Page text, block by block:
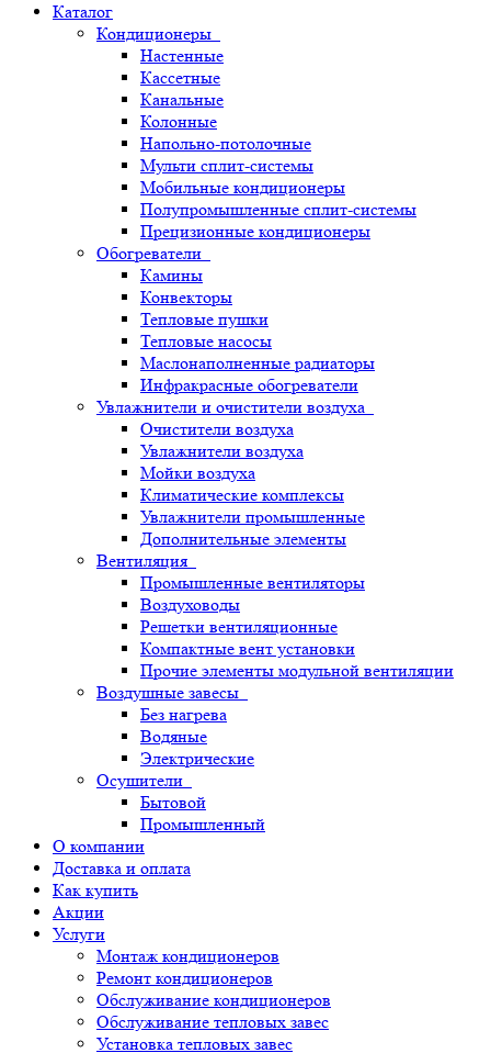
Каталог
Кондиционеры
Настенные
Кассетные
Канальные
Колонные
Напольно-потолочные
Мульти сплит-системы
Мобильные кондиционеры
Полупромышленные сплит-системы
Прецизионные кондиционеры
Обогреватели
Камины
Конвекторы
Тепловые пушки
Тепловые насосы
Маслонаполненные радиаторы
Инфракрасные обогреватели
Увлажнители и очистители воздуха
Очистители воздуха
Увлажнители воздуха
Мойки воздуха
Климатические комплексы
Увлажнители промышленные
Дополнительные элементы
Вентиляция
Промышленные вентиляторы
Воздуховоды
Решетки вентиляционные
Компактные вент установки
Прочие элементы модульной вентиляции
Воздушные завесы
Без нагрева
Водяные
Электрические
Осушители
Бытовой
Промышленный
О компании
Доставка и оплата
Как купить
Акции
Услуги
Монтаж кондиционеров
Ремонт кондиционеров
Обслуживание кондиционеров
Обслуживание тепловых завес
Установка тепловых завес